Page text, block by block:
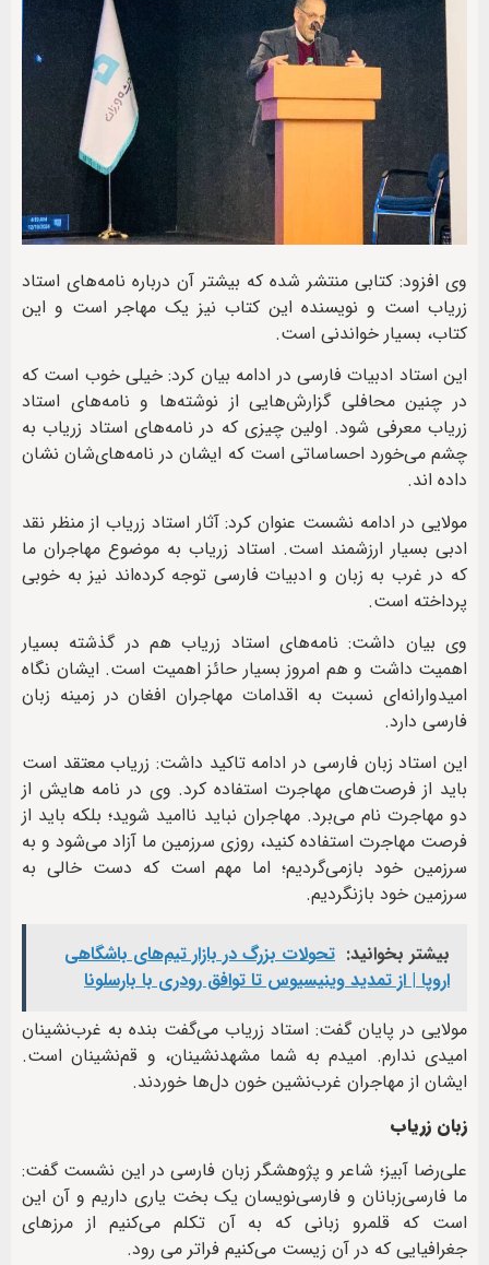
وی افزود: کتابی منتشر شده که بیشتر آن درباره نامه‌های استاد
زریاب است و نویسنده این کتاب نیز یک مهاجر است و این
کتاب، بسیار خواندنی است.
این استاد ادبیات فارسی در ادامه بیان کرد: خیلی خوب است که
در چنین محافلی گزارش‌هایی از نوشته‌ها و نامه‌های استاد
زریاب معرفی شود. اولین چیزی که در نامه‌های استاد زریاب به
چشم می‌خورد احساساتی است که ایشان در نامه‌های‌شان نشان
داده اند.
مولایی در ادامه نشست عنوان کرد: آثار استاد زریاب از منظر نقد
ادبی بسیار ارزشمند است. استاد زریاب به موضوع مهاجران ما
که در غرب به زبان و ادبیات فارسی توجه کرده‌اند نیز به خوبی
پرداخته است.
وی بیان داشت: نامه‌های استاد زریاب هم در گذشته بسیار
اهمیت داشت و هم امروز بسیار حائز اهمیت است. ایشان نگاه
امیدوارانه‌ای نسبت به اقدامات مهاجران افغان در زمینه زبان
فارسی دارد.
این استاد زبان فارسی در ادامه تاکید داشت: زریاب معتقد است
باید از فرصت‌های مهاجرت استفاده کرد. وی در نامه هایش از
دو مهاجرت نام می‌برد. مهاجران نباید ناامید شوید؛ بلکه باید از
فرصت مهاجرت استفاده کنید، روزی سرزمین ما آزاد می‌شود و به
سرزمین خود بازمی‌گردیم؛ اما مهم است که دست خالی به
سرزمین خود بازنگردیم.
بیشتر بخوانید: تحولات بزرگ در بازار تیم‌های باشگاهی
اروپا | از تمدید وینیسیوس تا توافق رودری با بارسلونا
مولایی در پایان گفت: استاد زریاب می‌گفت بنده به غرب‌نشینان
امیدی ندارم. امیدم به شما مشهدنشینان، و قم‌نشینان است.
ایشان از مهاجران غرب‌نشین خون دل‌ها خوردند.
زبان زریاب
علی‌رضا آبیز؛ شاعر و پژوهشگر زبان فارسی در این نشست گفت:
ما فارسی‌زبانان و فارسی‌نویسان یک بخت یاری داریم و آن این
است که قلمرو زبانی که به آن تکلم می‌کنیم از مرزهای
جغرافیایی ‌که در آن زیست می‌کنیم فراتر می رود.